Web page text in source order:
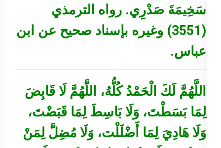
سَخِيمَةَ صَدْرِي. رواه الترمذي
(3551) وغيره بإسناد صحيح عن ابن
عباس.
اللَّهُمَّ لَكَ الْحَمْدُ كُلُّهُ، اللَّهُمَّ لَا قَابِضَ
لِمَا بَسَطْتَ، وَلَا بَاسِطَ لِمَا قَبَضْتَ،
وَلَا هَادِيَ لِمَا أَضْلَلْت، وَلَا مُضِلَّ لِمَنْ